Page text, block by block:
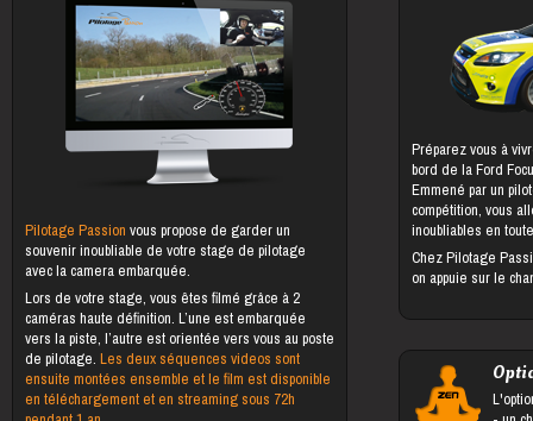
Pilotage Passionvous propose de garder un
souvenir inoubliable de votre stage de pilotage
avec la camera embarquée.
Lors de votre stage, vous êtes filmé grâce à 2
caméras haute définition. L’une est embarquée
vers la piste, l’autre est orientée vers vous au poste
de pilotage.Les deux séquences videos sont
ensuite montées ensemble et le film est disponible
en téléchargement et en streaming sous 72h
Préparez vous à
bord de la Ford
Emmené par un
compétition, vous
inoubliables en
Chez Pilotage
on appuie sur le